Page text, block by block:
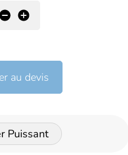
+
-
au devis
Puissant